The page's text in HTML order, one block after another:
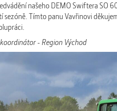
našeho DEMO Swiftera SO
sezóně. Tímto panu Vavřinovi
- Region Východ